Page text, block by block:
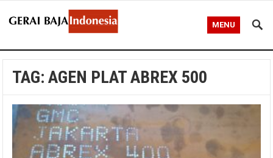
MENU
TAG:AGEN PLAT ABREX 500